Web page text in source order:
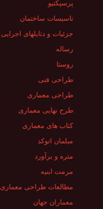
پرسپکتیو
تاسیسات ساختمان
جزئیات و دتایلهای اجرایی
رساله
روستا
طراحی فنی
طراحی معماری
طرح نهایی معماری
کتاب های معماری
مبلمان اتوکد
متره و برآورد
مرمت ابنیه
مطالعات طراحی معماری
معماران جهان